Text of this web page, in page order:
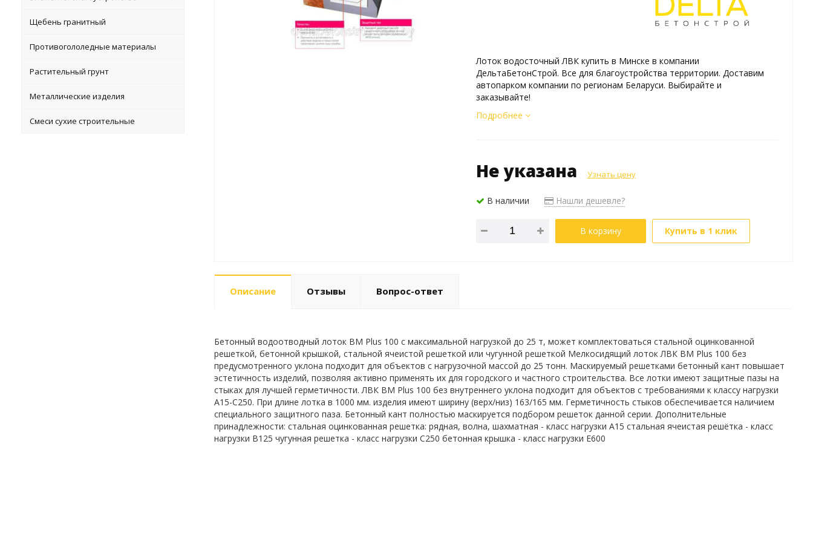
Щебень гранитный
Противогололедные материалы
Растительный грунт
Металлические изделия
Смеси сухие строительные
Лоток водосточный ЛВК купить в Минске в компании
ДельтаБетонСтрой. Все для благоустройства территории. Доставим
автопарком компании по регионам Беларуси. Выбирайте и
заказывайте!
Подробнее
Не указана Узнать цену
В наличии Нашли дешевле?
В корзину Купить в 1 клик
Описание Отзывы Вопрос-ответ
Бетонный водоотводный лоток BM Plus 100 с максимальной нагрузкой до 25 т, может комплектоваться стальной оцинкованной
решеткой, бетонной крышкой, стальной ячеистой решеткой или чугунной решеткой Мелкосидящий лоток ЛВК ВМ Plus 100 без
предусмотренного уклона подходит для объектов с нагрузочной массой до 25 тонн. Маскируемый решетками бетонный кант повышает
эстетичность изделий, позволяя активно применять их для городского и частного строительства. Все лотки имеют защитные пазы на
стыках для лучшей герметичности. ЛВК ВМ Plus 100 без внутреннего уклона подходит для объектов с требованиями к классу нагрузки
A15-C250. При длине лотка в 1000 мм. изделия имеют ширину (верх/низ) 163/165 мм. Герметичность стыков обеспечивается наличием
специального защитного паза. Бетонный кант полностью маскируется подбором решеток данной серии. Дополнительные
принадлежности: стальная оцинкованная решетка: рядная, волна, шахматная - класс нагрузки A15 стальная ячеистая решётка - класс
нагрузки B125 чугунная решетка - класс нагрузки C250 бетонная крышка - класс нагрузки E600